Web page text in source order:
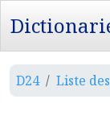
D24 Liste